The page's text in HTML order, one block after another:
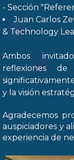
- Sección
Juan Carlos
& Technology
Ambos
reflexiones
y la visión
Agradecemos
auspiciadores y
experiencia de